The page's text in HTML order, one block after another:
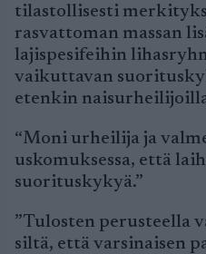
tilastollisesti
rasvattoman massan
lajispesifeihin
vaikuttavan
etenkin
“Moni urheilija ja
uskomuksessa, että
suorituskykyä.”
”Tulosten perusteella
siltä, että varsinaisen